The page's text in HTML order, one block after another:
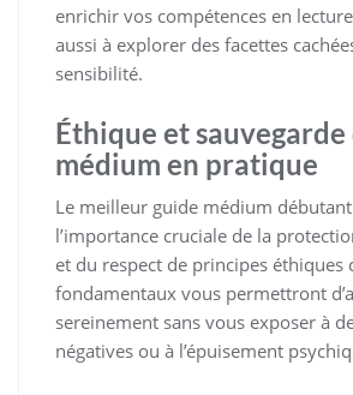
enrichir vos compétences en
aussi à explorer des facettes
sensibilité.
Éthique et sauvegarde
médium en pratique
Le meilleur guide médium
l’importance cruciale de la
et du respect de principes éthiques
fondamentaux vous permettront
sereinement sans vous exposer à
négatives ou à l’épuisement